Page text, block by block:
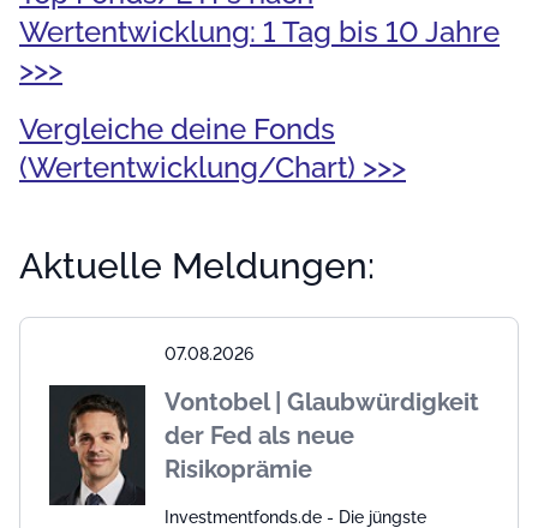
Wertentwicklung: 1 Tag bis 10 Jahre
>>>
Vergleiche deine Fonds
(Wertentwicklung/Chart) >>>
Aktuelle Meldungen:
07.08.2026
Vontobel | Glaubwürdigkeit
der Fed als neue
Risikoprämie
Investmentfonds.de - Die jüngste